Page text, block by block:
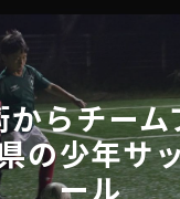
からチー
の少年サ
ール